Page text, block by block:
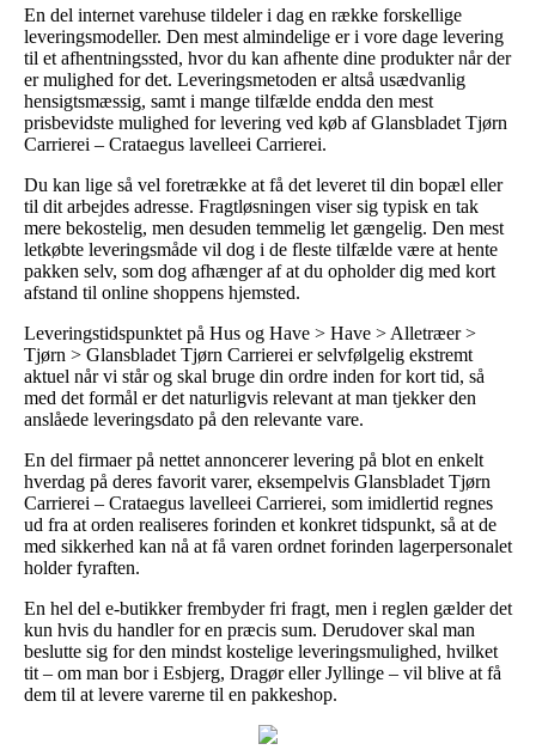
En del internet varehuse tildeler i dag en række forskellige
leveringsmodeller. Den mest almindelige er i vore dage levering
til et afhentningssted, hvor du kan afhente dine produkter når der
er mulighed for det. Leveringsmetoden er altså usædvanlig
hensigtsmæssig, samt i mange tilfælde endda den mest
prisbevidste mulighed for levering ved køb af Glansbladet Tjørn
Carrierei – Crataegus lavelleei Carrierei.
Du kan lige så vel foretrække at få det leveret til din bopæl eller
til dit arbejdes adresse. Fragtløsningen viser sig typisk en tak
mere bekostelig, men desuden temmelig let gængelig. Den mest
letkøbte leveringsmåde vil dog i de fleste tilfælde være at hente
pakken selv, som dog afhænger af at du opholder dig med kort
afstand til online shoppens hjemsted.
Leveringstidspunktet på Hus og Have > Have > Alletræer >
Tjørn > Glansbladet Tjørn Carrierei er selvfølgelig ekstremt
aktuel når vi står og skal bruge din ordre inden for kort tid, så
med det formål er det naturligvis relevant at man tjekker den
anslåede leveringsdato på den relevante vare.
En del firmaer på nettet annoncerer levering på blot en enkelt
hverdag på deres favorit varer, eksempelvis Glansbladet Tjørn
Carrierei – Crataegus lavelleei Carrierei, som imidlertid regnes
ud fra at orden realiseres forinden et konkret tidspunkt, så at de
med sikkerhed kan nå at få varen ordnet forinden lagerpersonalet
holder fyraften.
En hel del e-butikker frembyder fri fragt, men i reglen gælder det
kun hvis du handler for en præcis sum. Derudover skal man
beslutte sig for den mindst kostelige leveringsmulighed, hvilket
tit – om man bor i Esbjerg, Dragør eller Jyllinge – vil blive at få
dem til at levere varerne til en pakkeshop.